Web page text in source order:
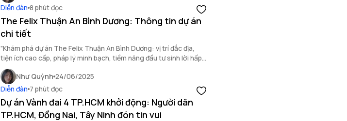
Diễn đàn 8 phút đọc
The Felix Thuận An Bình Dương: Thông tin dự án
chi tiết
"Khám phá dự án The Felix Thuận An Bình Dương: vị trí đắc địa,
tiện ích cao cấp, pháp lý minh bạch, tiềm năng đầu tư sinh lời hấp
dẫn.
Như Quỳnh 24/06/2025
Diễn đàn 7 phút đọc
Dự án Vành đai 4 TP.HCM khởi động: Người dân
TP.HCM, Đồng Nai, Tây Ninh đón tin vui